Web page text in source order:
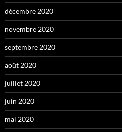
décembre 2020
novembre 2020
septembre 2020
août 2020
juillet 2020
juin 2020
mai 2020